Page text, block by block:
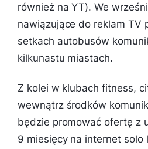
również na YT). We
nawiązujące do reklam TV
setkach autobusów
kilkunastu miastach.
Z kolei w klubach fitness,
wewnątrz środków
będzie promować ofertę z
9 miesięcy na internet solo